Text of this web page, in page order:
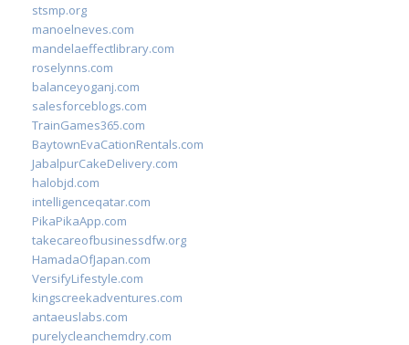
stsmp.org
manoelneves.com
mandelaeffectlibrary.com
roselynns.com
balanceyoganj.com
salesforceblogs.com
TrainGames365.com
BaytownEvaCationRentals.com
JabalpurCakeDelivery.com
halobjd.com
intelligenceqatar.com
PikaPikaApp.com
takecareofbusinessdfw.org
HamadaOfJapan.com
VersifyLifestyle.com
kingscreekadventures.com
antaeuslabs.com
purelycleanchemdry.com